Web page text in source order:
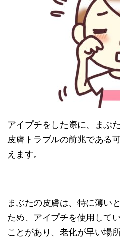
アイプチをした際に、まぶ
皮膚トラブルの前兆である
えます。
まぶたの皮膚は、特に薄い
ため、アイプチを使用して
ことがあり、老化が早い場